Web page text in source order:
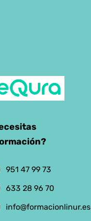
951 47 99 73
633 28 96 70
info@formacionlinur.es